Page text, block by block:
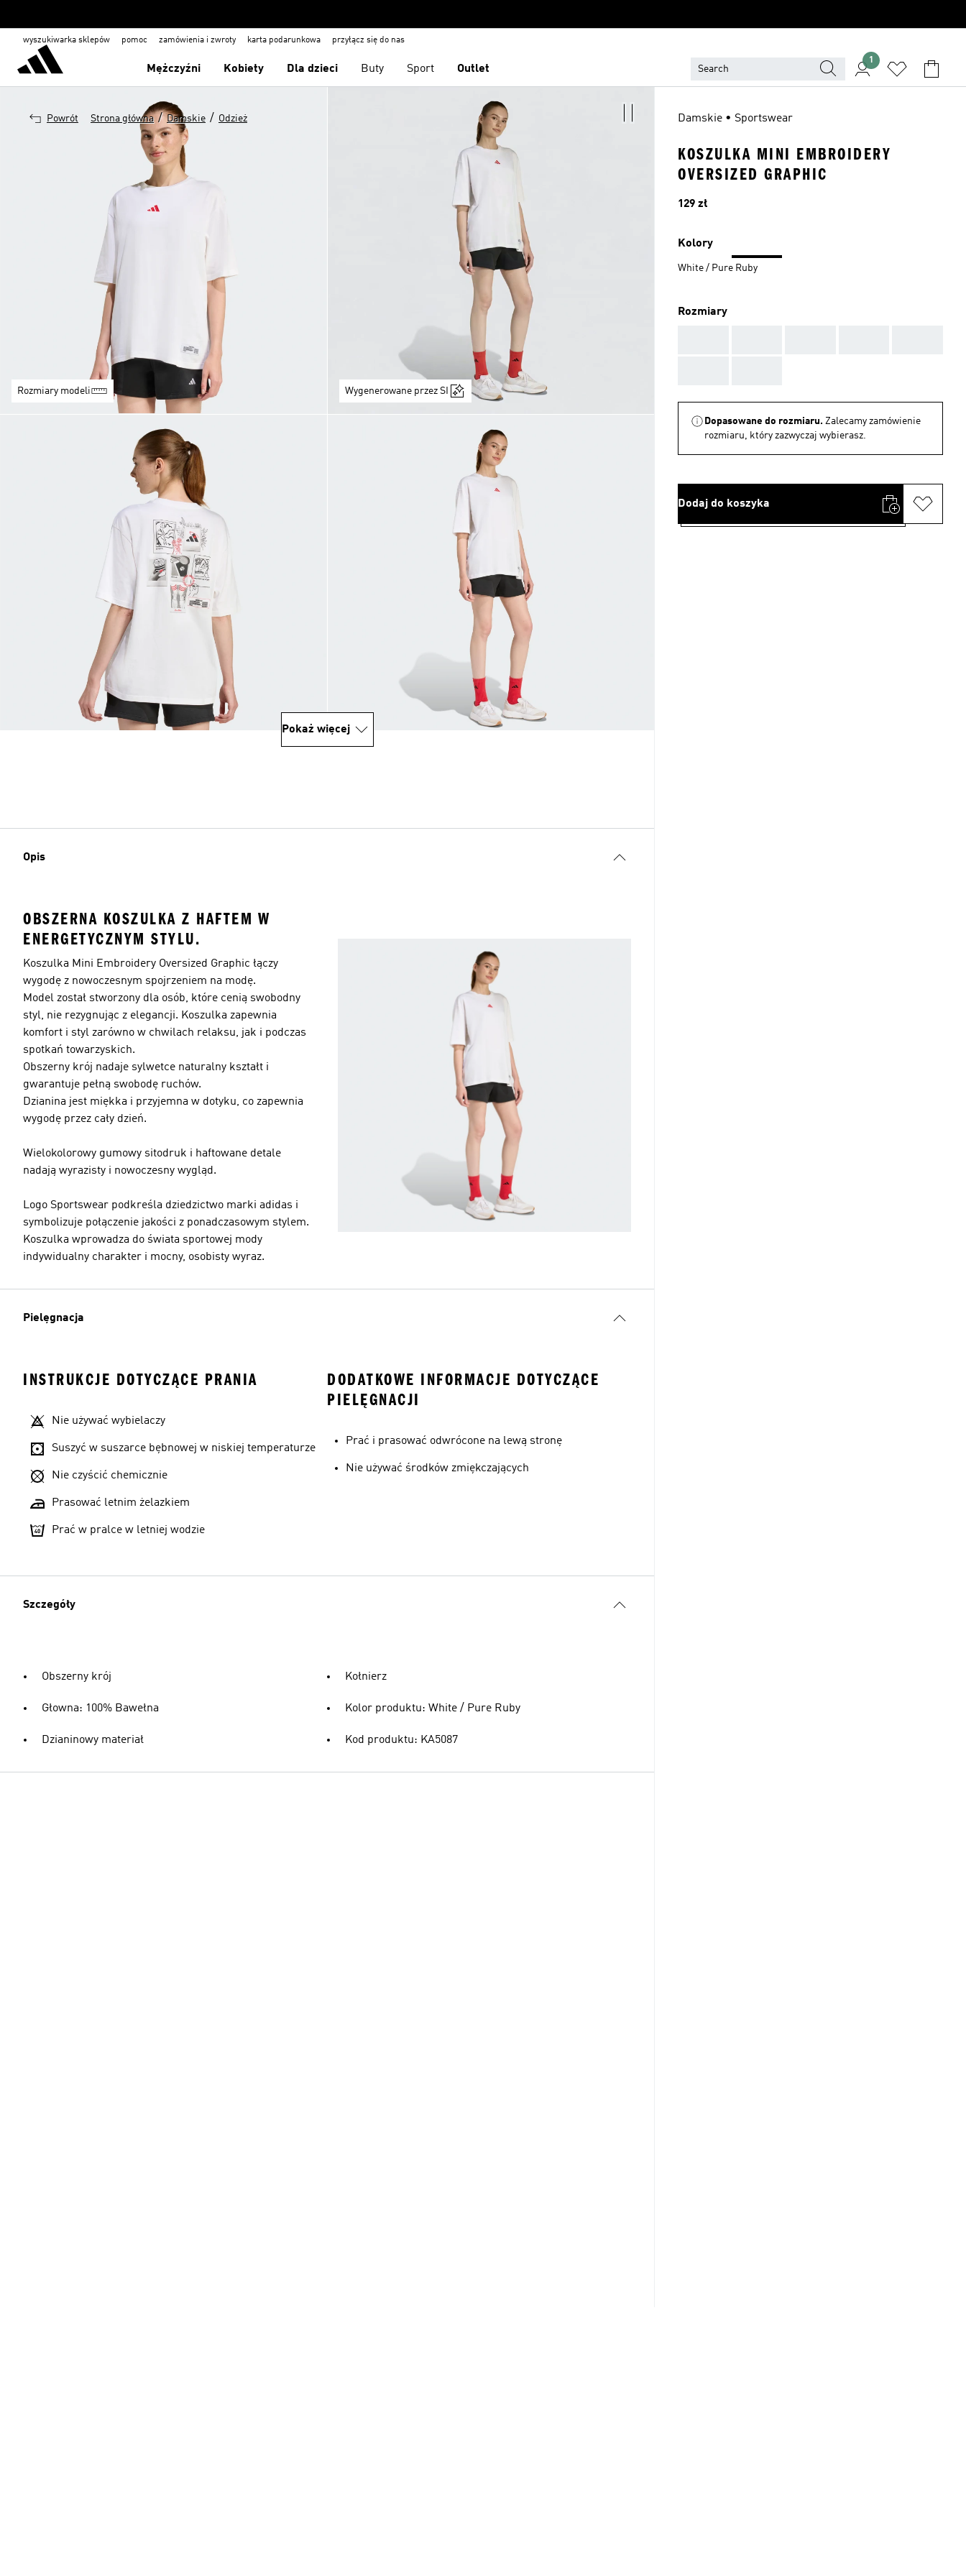
wyszukiwarka sklepów pomoc zamówienia i zwroty karta podarunkowa przyłącz się do nas
Mężczyźni Kobiety Dla dzieci Buty Sport Outlet
1
Powrót Strona główna / Damskie / Odzież
Rozmiary modeli Wygenerowane przez SI
Pokaż więcej
Opis
OBSZERNA KOSZULKA Z HAFTEM W
ENERGETYCZNYM STYLU.
Koszulka Mini Embroidery Oversized Graphic łączy
wygodę z nowoczesnym spojrzeniem na modę.
Model został stworzony dla osób, które cenią swobodny
styl, nie rezygnując z elegancji. Koszulka zapewnia
komfort i styl zarówno w chwilach relaksu, jak i podczas
spotkań towarzyskich.
Obszerny krój nadaje sylwetce naturalny kształt i
gwarantuje pełną swobodę ruchów.
Dzianina jest miękka i przyjemna w dotyku, co zapewnia
wygodę przez cały dzień.
Wielokolorowy gumowy sitodruk i haftowane detale
nadają wyrazisty i nowoczesny wygląd.
Logo Sportswear podkreśla dziedzictwo marki adidas i
symbolizuje połączenie jakości z ponadczasowym stylem.
Koszulka wprowadza do świata sportowej mody
indywidualny charakter i mocny, osobisty wyraz.
Pielęgnacja
INSTRUKCJE DOTYCZĄCE PRANIA
Nie używać wybielaczy
Suszyć w suszarce bębnowej w niskiej temperaturze
Nie czyścić chemicznie
Prasować letnim żelazkiem
Prać w pralce w letniej wodzie
DODATKOWE INFORMACJE DOTYCZĄCE
PIELĘGNACJI
Prać i prasować odwrócone na lewą stronę
Nie używać środków zmiękczających
Szczegóły
Obszerny krój
Głowna: 100% Bawełna
Dzianinowy materiał
Kołnierz
Kolor produktu: White / Pure Ruby
Kod produktu: KA5087
Damskie • Sportswear
KOSZULKA MINI EMBROIDERY
OVERSIZED GRAPHIC
Cena
129 zł
Kolory
White / Pure Ruby
Rozmiary
Dopasowane do rozmiaru. Zalecamy zamówienie
rozmiaru, który zazwyczaj wybierasz.
Dodaj do koszyka